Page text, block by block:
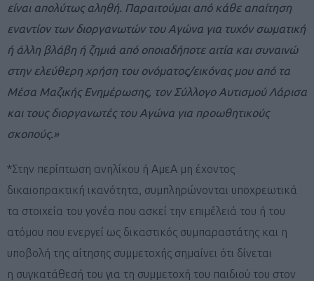
είναι απολύτως αληθή. Παραιτούμαι από κάθε απαίτηση
εναντίον των διοργανωτών του Αγώνα για τυχόν σωματική
ή άλλη βλάβη ή ζημιά από οποιαδήποτε αιτία και συναινώ
στην ελεύθερη χρήση του ονόματος/εικόνας μου από τα
Μέσα Μαζικής Ενημέρωσης, τον Σύλλογο Αυτισμού Λάρισα
και τους διοργανωτές του Αγώνα για προωθητικούς
σκοπούς.»
*Στην περίπτωση ανηλίκου ή ΑμεΑ μη έχοντος
δικαιοπρακτική ικανότητα, συμπληρώνονται υποχρεωτικά
τα στοιχεία του γονέα που ασκεί την επιμέλειά του ή του
ατόμου που ενεργεί ως δικαστικός συμπαραστάτης και η
υποβολή της αίτησης συμμετοχής σημαίνει ότι δίνεται
η συγκατάθεσή του για τη συμμετοχή του παιδιού του στον